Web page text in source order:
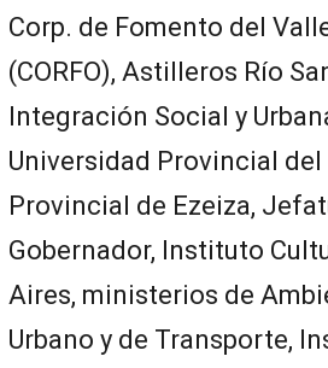
Corp. de Fomento del
(CORFO), Astilleros Río
Integración Social y
Universidad Provincial del
Provincial de Ezeiza,
Gobernador, Instituto
Aires, ministerios de
Urbano y de Transporte,